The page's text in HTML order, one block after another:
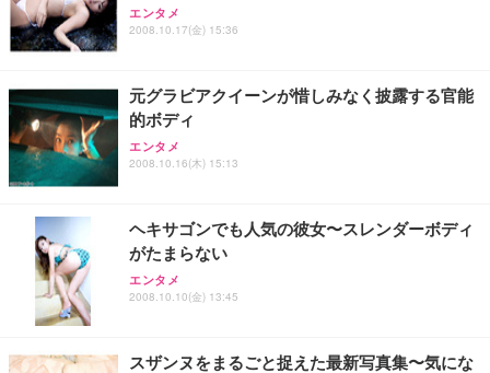
エンタメ
2008.10.17(金) 15:36
元グラビアクイーンが惜しみなく披露する官能
的ボディ
エンタメ
2008.10.16(木) 15:13
ヘキサゴンでも人気の彼女〜スレンダーボディ
がたまらない
エンタメ
2008.10.10(金) 13:45
スザンヌをまるごと捉えた最新写真集〜気にな